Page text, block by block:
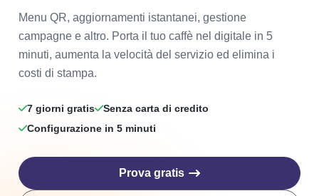
Menu QR, aggiornamenti istantanei, gestione
campagne e altro. Porta il tuo caffè nel digitale in 5
minuti, aumenta la velocità del servizio ed elimina i
costi di stampa.
7 giorni gratis
Senza carta di credito
Configurazione in 5 minuti
Prova gratis